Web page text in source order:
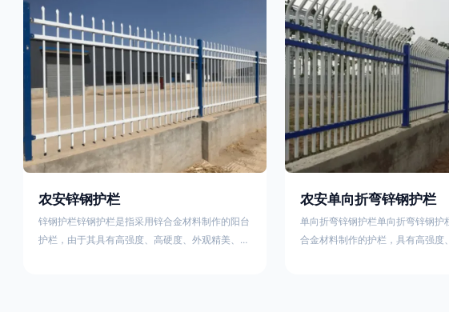
理(换填夯实),顺坡和开挖基坑，立柱临时定位，安
装防护栏网片，浇筑立柱混泥土基础，护栏网整体
紧固及调整 。框架护栏网的规格包括以下内容：
围栏、电围栏、木桩围栏、生物围
栏、沟围栏、土墙围栏、石块墙围
PVC围栏、水泥围栏等。如果您需
栏，建议
农安锌钢护栏
锌钢护栏锌钢护栏是指采用锌合金材料制作的阳台
护栏，由于其具有高强度、高硬度、外观精美、色
农安单向折弯锌钢护栏
单向折弯锌钢护栏单向折弯锌钢护
合金材料制作的护栏，具有高强度